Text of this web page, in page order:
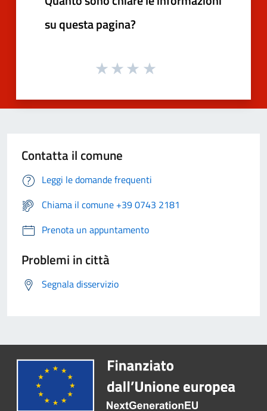
su questa pagina?
Contatta il comune
Leggi le domande frequenti
Chiama il comune +39 0743 2181
Prenota un appuntamento
Problemi in città
Segnala disservizio